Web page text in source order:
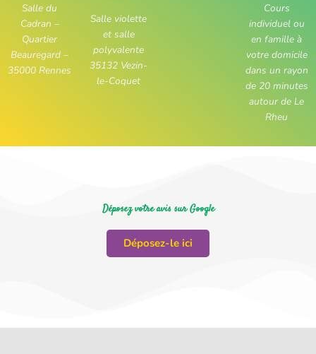
Salle du
Cadran –
Quartier
Beauregard –
35000 Rennes
Salle violette
et salle
polyvalente
35132 Vezin-
le-Coquet
Cours
individuel ou
en famille à
votre domicile
dans un rayon
de 20 minutes
autour de Le
Rheu
Déposez votre avis sur Google
Déposez-le ici